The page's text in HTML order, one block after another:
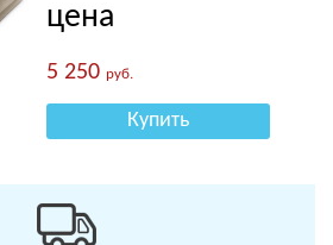
цена
5 250 руб.
Купить